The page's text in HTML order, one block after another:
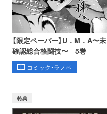
【限定ペーパー】U．M．A〜未
確認総合格闘技〜 5巻
コミック・ラノベ
特典